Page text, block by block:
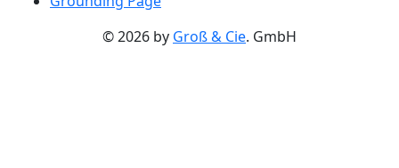
© 2026 by Groß & Cie. GmbH